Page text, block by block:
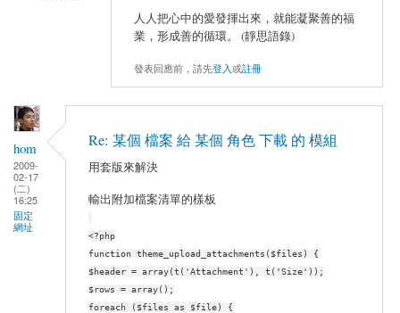
人人把心中的愛發揮出來，就能凝聚善的福
業，形成善的循環。 (靜思語錄)
發表回應前，請先登入或註冊
hom
2009-
02-17
(二)
16:25
固定
網址
Re: 某個 檔案 給 某個 角色 下載 的 模組
用套版來解決
輸出附加檔案清單的樣板
<?php
function theme_upload_attachments($files) {
$header = array(t('Attachment'), t('Size'));
$rows = array();
foreach ($files as $file) {